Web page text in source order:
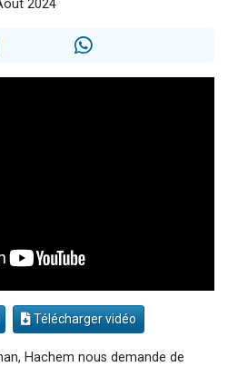
2024
Télécharger vidéo
Hachem nous demande de